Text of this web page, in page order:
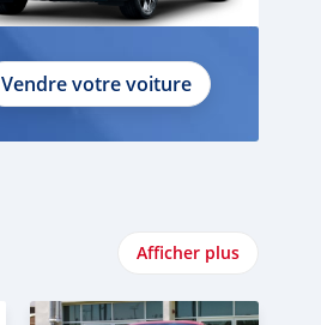
Vendre votre voiture
Afficher plus